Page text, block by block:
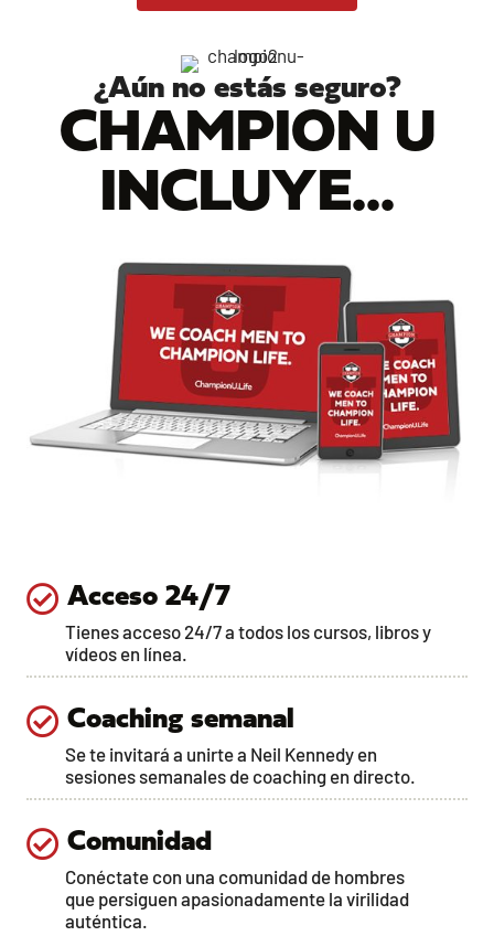
¿Aún no estás seguro?
CHAMPION U
INCLUYE...
Acceso 24/7
Tienes acceso 24/7 a todos los cursos, libros y
vídeos en línea.
Coaching semanal
Se te invitará a unirte a Neil Kennedy en
sesiones semanales de coaching en directo.
Comunidad
Conéctate con una comunidad de hombres
que persiguen apasionadamente la virilidad
auténtica.